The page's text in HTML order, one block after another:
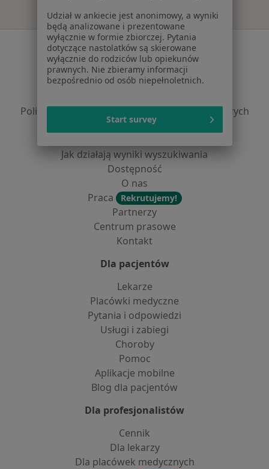
Serwis
Regulamin
Polityka prywatności pacjentów
Polityka prywatności dla profesjonalistów, których
dane pozyskaliśmy samodzielnie
Jak działają wyniki wyszukiwania
Dostępność
O nas
Praca
Rekrutujemy!
Partnerzy
Centrum prasowe
Kontakt
Dla pacjentów
Lekarze
Placówki medyczne
Pytania i odpowiedzi
Usługi i zabiegi
Choroby
Pomoc
Aplikacje mobilne
Blog dla pacjentów
Dla profesjonalistów
Cennik
Dla lekarzy
Dla placówek medycznych
Udział w ankiecie jest anonimowy, a wyniki
będą analizowane i prezentowane
wyłącznie w formie zbiorczej. Pytania
dotyczące nastolatków są skierowane
wyłącznie do rodziców lub opiekunów
prawnych. Nie zbieramy informacji
bezpośrednio od osób niepełnoletnich.
Start survey